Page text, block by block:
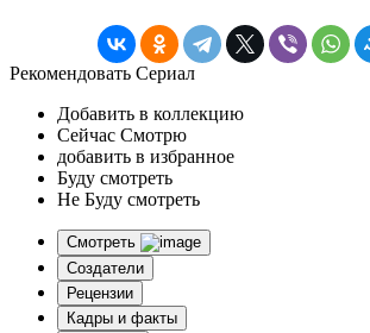
Рекомендовать Сериал
Добавить в коллекцию
Сейчас Смотрю
добавить в избранное
Буду смотреть
Не Буду смотреть
Смотреть
Создатели
Рецензии
Кадры и факты